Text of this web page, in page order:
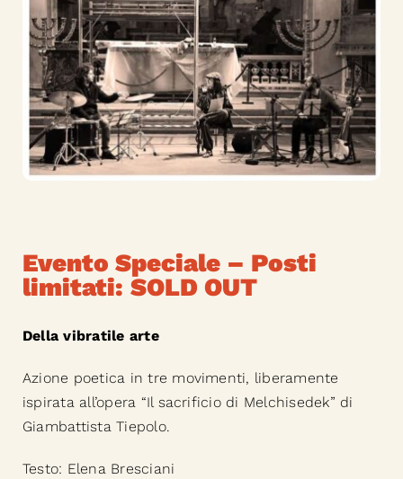
Evento Speciale – Posti
limitati: SOLD OUT
Della vibratile arte
Azione poetica in tre movimenti, liberamente
ispirata all’opera “Il sacrificio di Melchisedek” di
Giambattista Tiepolo.
Testo: Elena Bresciani